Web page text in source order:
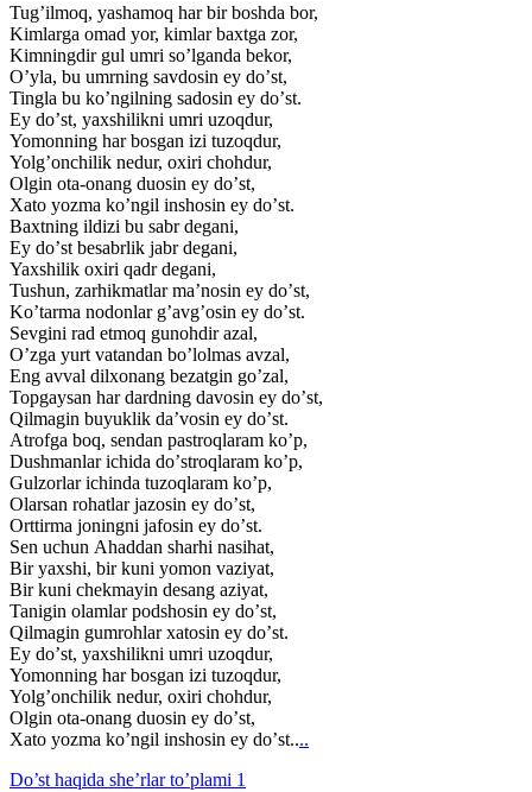
Tugʼilmoq, yashamoq har bir boshda bor,
Kimlarga omad yor, kimlar baxtga zor,
Kimningdir gul umri soʼlganda bekor,
Oʼyla, bu umrning savdosin ey doʼst,
Tingla bu koʼngilning sadosin ey doʼst.
Ey doʼst, yaxshilikni umri uzoqdur,
Yomonning har bosgan izi tuzoqdur,
Yolgʼonchilik nedur, oxiri chohdur,
Olgin ota-onang duosin ey doʼst,
Xato yozma koʼngil inshosin ey doʼst.
Baxtning ildizi bu sabr degani,
Ey doʼst besabrlik jabr degani,
Yaxshilik oxiri qadr degani,
Tushun, zarhikmatlar maʼnosin ey doʼst,
Koʼtarma nodonlar gʼavgʼosin ey doʼst.
Sevgini rad etmoq gunohdir azal,
Oʼzga yurt vatandan boʼlolmas avzal,
Eng avval dilxonang bezatgin goʼzal,
Topgaysan har dardning davosin ey doʼst,
Qilmagin buyuklik daʼvosin ey doʼst.
Аtrofga boq, sendan pastroqlaram koʼp,
Dushmanlar ichida doʼstroqlaram koʼp,
Gulzorlar ichinda tuzoqlaram koʼp,
Olarsan rohatlar jazosin ey doʼst,
Orttirma joningni jafosin ey doʼst.
Sen uchun Аhaddan sharhi nasihat,
Bir yaxshi, bir kuni yomon vaziyat,
Bir kuni chekmayin desang aziyat,
Tanigin olamlar podshosin ey doʼst,
Qilmagin gumrohlar xatosin ey doʼst.
Ey doʼst, yaxshilikni umri uzoqdur,
Yomonning har bosgan izi tuzoqdur,
Yolgʼonchilik nedur, oxiri chohdur,
Olgin ota-onang duosin ey doʼst,
Xato yozma koʼngil inshosin ey doʼst....
Do’st haqida she’rlar to’plami 1